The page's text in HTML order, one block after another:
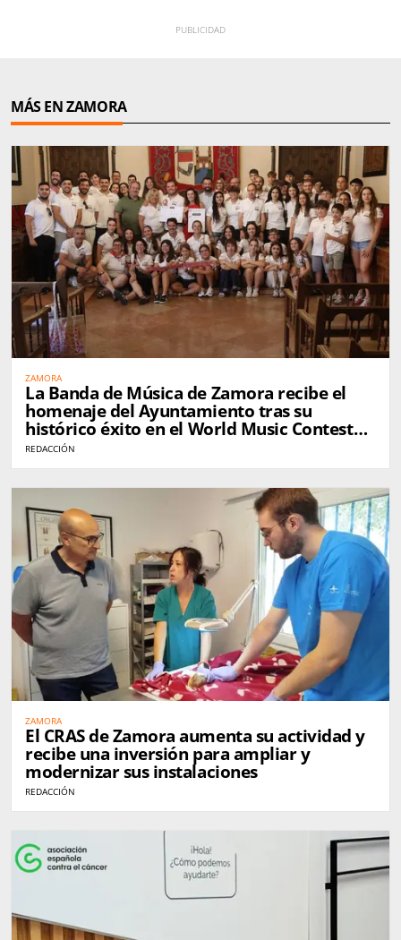
MÁS EN ZAMORA
ZAMORA
La Banda de Música de Zamora recibe el
homenaje del Ayuntamiento tras su
histórico éxito en el World Music Contest
de Kerkrade
REDACCIÓN
ZAMORA
El CRAS de Zamora aumenta su actividad y
recibe una inversión para ampliar y
modernizar sus instalaciones
REDACCIÓN